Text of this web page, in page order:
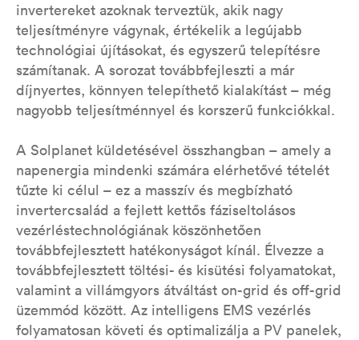
invertereket azoknak terveztük, akik nagy
teljesítményre vágynak, értékelik a legújabb
technológiai újításokat, és egyszerű telepítésre
számítanak. A sorozat továbbfejleszti a már
díjnyertes, könnyen telepíthető kialakítást – még
nagyobb teljesítménnyel és korszerű funkciókkal.
A Solplanet küldetésével összhangban – amely a
napenergia mindenki számára elérhetővé tételét
tűzte ki célul – ez a masszív és megbízható
invertercsalád a fejlett kettős fáziseltolásos
vezérléstechnológiának köszönhetően
továbbfejlesztett hatékonyságot kínál. Élvezze a
továbbfejlesztett töltési- és kisütési folyamatokat,
valamint a villámgyors átváltást on-grid és off-grid
üzemmód között. Az intelligens EMS vezérlés
folyamatosan követi és optimalizálja a PV panelek,